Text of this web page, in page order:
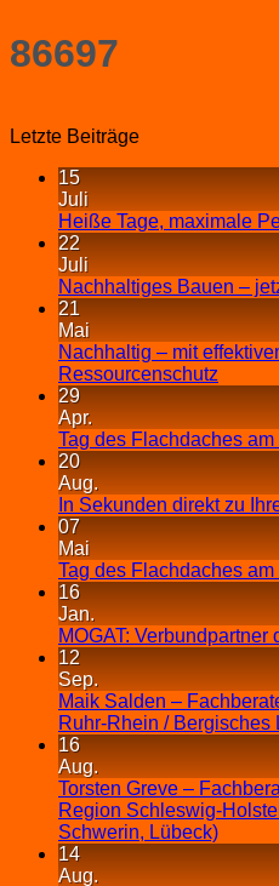
86697
Letzte Beiträge
15
Juli
Heiße Tage, maximale
22
Juli
Nachhaltiges Bauen –
21
Mai
Nachhaltig – mit
Ressourcenschutz
29
Apr.
Tag des Flachdaches
20
Aug.
In Sekunden direkt zu
07
Mai
Tag des Flachdaches
16
Jan.
MOGAT: Verbundpartner
12
Sep.
Maik Salden –
Ruhr-Rhein / Bergisches
16
Aug.
Torsten Greve –
Region Schleswig-
Schwerin, Lübeck)
14
Aug.